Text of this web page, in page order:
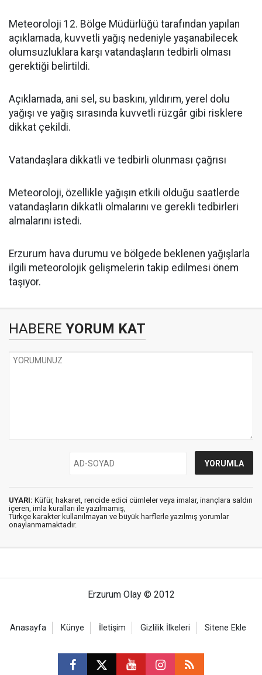
Meteoroloji 12. Bölge Müdürlüğü tarafından yapılan
açıklamada, kuvvetli yağış nedeniyle yaşanabilecek
olumsuzluklara karşı vatandaşların tedbirli olması
gerektiği belirtildi.
Açıklamada, ani sel, su baskını, yıldırım, yerel dolu
yağışı ve yağış sırasında kuvvetli rüzgâr gibi risklere
dikkat çekildi.
Vatandaşlara dikkatli ve tedbirli olunması çağrısı
Meteoroloji, özellikle yağışın etkili olduğu saatlerde
vatandaşların dikkatli olmalarını ve gerekli tedbirleri
almalarını istedi.
Erzurum hava durumu ve bölgede beklenen yağışlarla
ilgili meteorolojik gelişmelerin takip edilmesi önem
taşıyor.
HABERE YORUM KAT
UYARI: Küfür, hakaret, rencide edici cümleler veya imalar, inançlara saldırı
içeren, imla kuralları ile yazılmamış,
Türkçe karakter kullanılmayan ve büyük harflerle yazılmış yorumlar
onaylanmamaktadır.
Erzurum Olay © 2012
Anasayfa Künye İletişim Gizlilik İlkeleri Sitene Ekle